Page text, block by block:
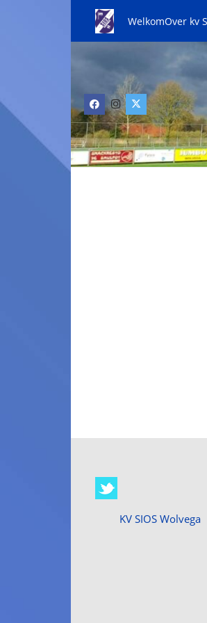
WelkomOver kv
KV SIOS Wolvega